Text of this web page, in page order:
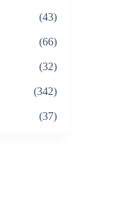
(43)
(66)
(32)
(342)
(37)